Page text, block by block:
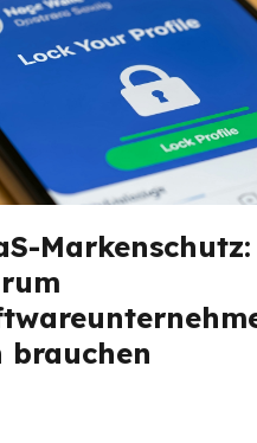
Markenschutz:
brauchen